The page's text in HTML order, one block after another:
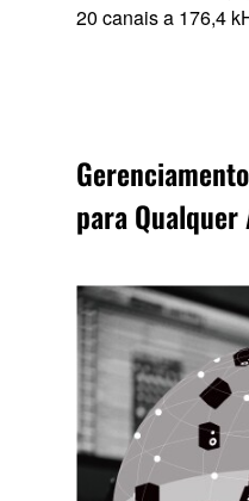
20 canais a 176,4
para